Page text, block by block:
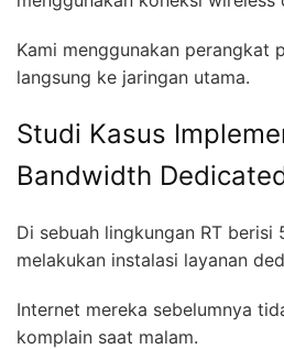
Kami menggunakan perangkat
langsung ke jaringan utama.
Studi Kasus
Bandwidth
Di sebuah lingkungan RT berisi
melakukan instalasi layanan
Internet mereka sebelumnya
komplain saat malam.